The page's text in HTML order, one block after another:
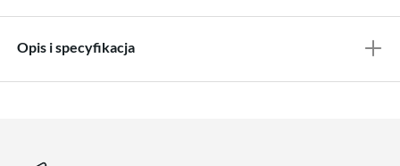
Opis i specyfikacja